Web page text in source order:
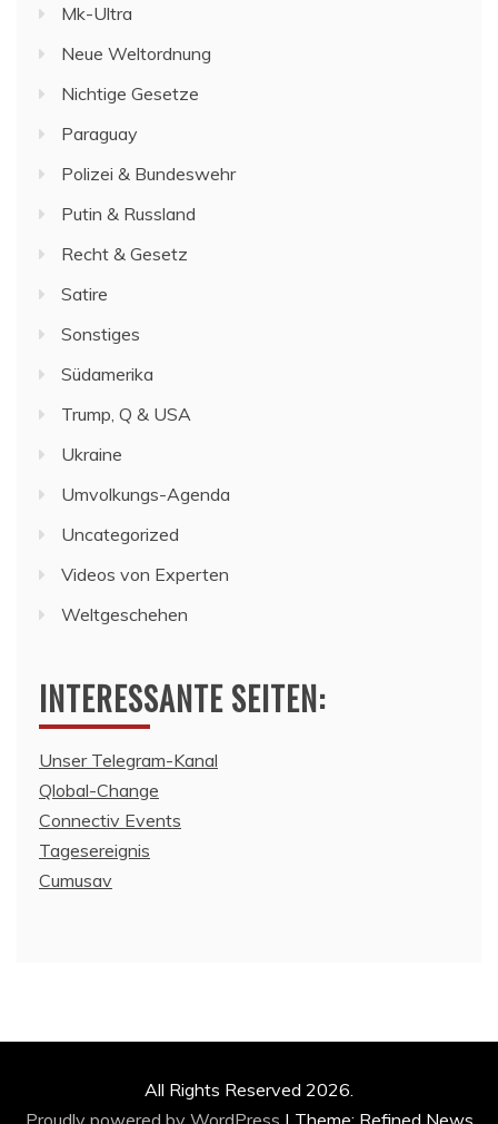
Mk-Ultra
Neue Weltordnung
Nichtige Gesetze
Paraguay
Polizei & Bundeswehr
Putin & Russland
Recht & Gesetz
Satire
Sonstiges
Südamerika
Trump, Q & USA
Ukraine
Umvolkungs-Agenda
Uncategorized
Videos von Experten
Weltgeschehen
INTERESSANTE SEITEN:
Unser Telegram-Kanal
Qlobal-Change
Connectiv Events
Tagesereignis
Cumusav
All Rights Reserved 2026.
Proudly powered by WordPress | Theme: Refined News